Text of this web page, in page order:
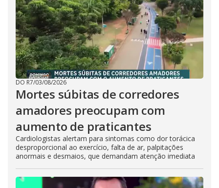
DO R7/03/08/2026
Mortes súbitas de corredores
amadores preocupam com
aumento de praticantes
Cardiologistas alertam para sintomas como dor torácica
desproporcional ao exercício, falta de ar, palpitações
anormais e desmaios, que demandam atenção imediata